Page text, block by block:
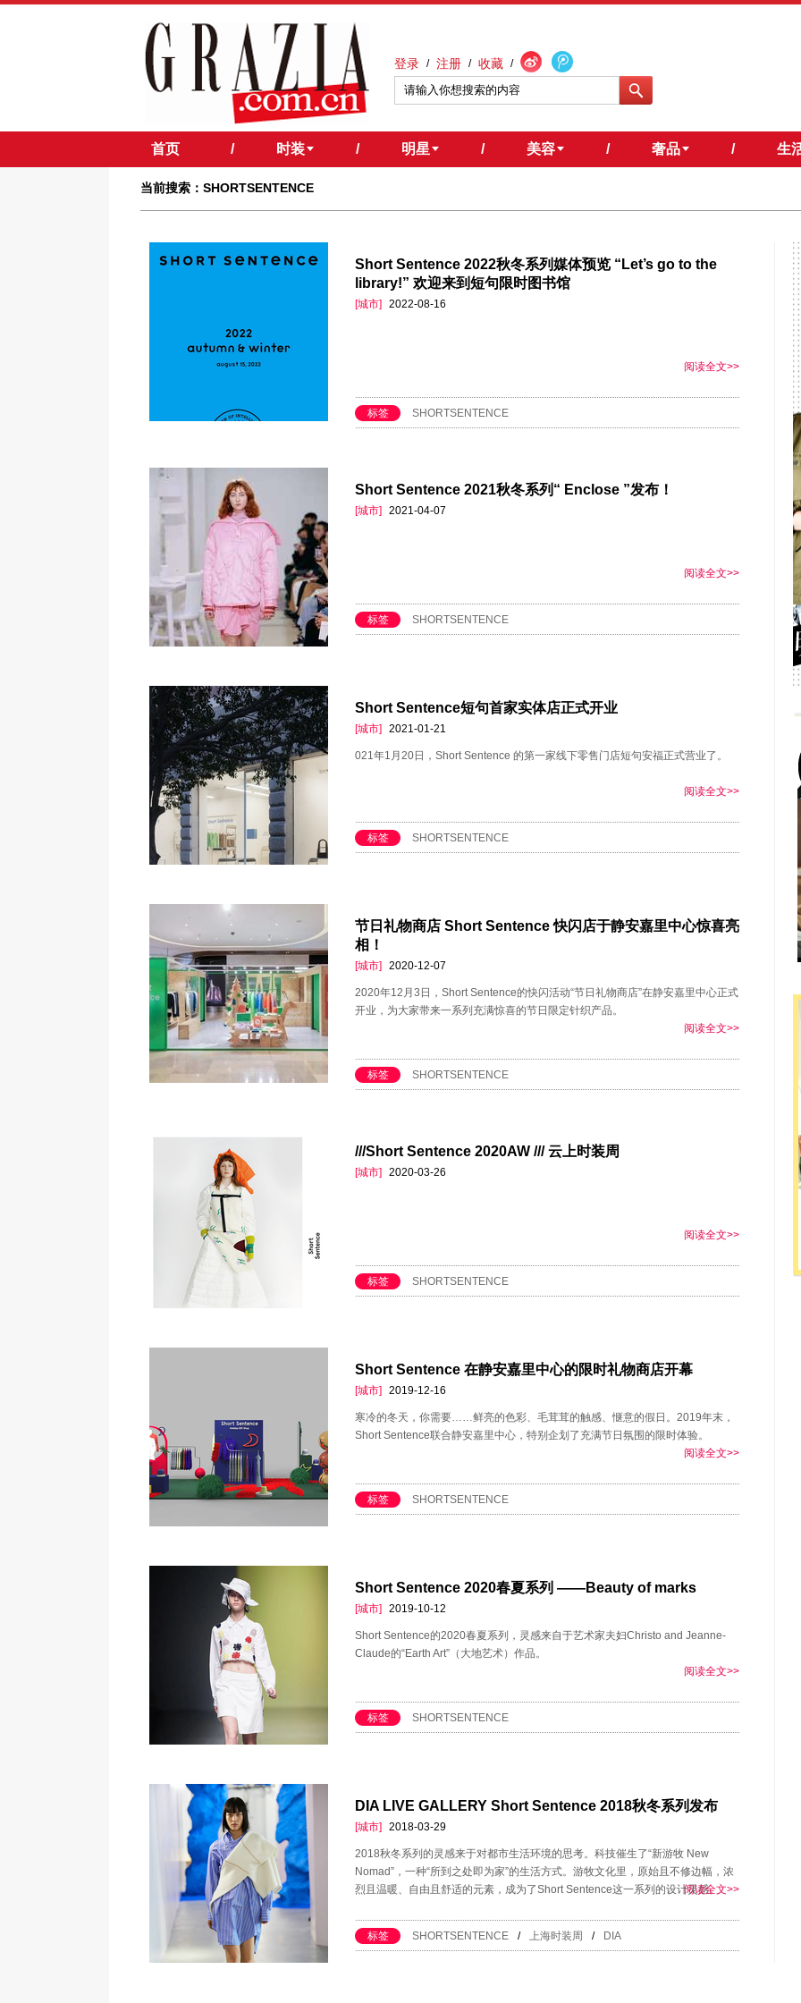
登录 / 注册 / 收藏 /
首页 / 时装 / 明星 / 美容 / 奢品 / 生
当前搜索：SHORTSENTENCE
Short Sentence 2022秋冬系列媒体预览 “Let’s go to the
library!” 欢迎来到短句限时图书馆
[城市] 2022-08-16
阅读全文>>
标签 SHORTSENTENCE
Short Sentence 2021秋冬系列“ Enclose ”发布！
[城市] 2021-04-07
阅读全文>>
标签 SHORTSENTENCE
Short Sentence短句首家实体店正式开业
[城市] 2021-01-21
021年1月20日，Short Sentence 的第一家线下零售门店短句安福正式营业了。
阅读全文>>
标签 SHORTSENTENCE
节日礼物商店 Short Sentence 快闪店于静安嘉里中心惊喜亮
相！
[城市] 2020-12-07
2020年12月3日，Short Sentence的快闪活动“节日礼物商店”在静安嘉里中心正式
开业，为大家带来一系列充满惊喜的节日限定针织产品。
阅读全文>>
标签 SHORTSENTENCE
///Short Sentence 2020AW /// 云上时装周
[城市] 2020-03-26
阅读全文>>
标签 SHORTSENTENCE
Short Sentence 在静安嘉里中心的限时礼物商店开幕
[城市] 2019-12-16
寒冷的冬天，你需要……鲜亮的色彩、毛茸茸的触感、惬意的假日。2019年末，
Short Sentence联合静安嘉里中心，特别企划了充满节日氛围的限时体验。
阅读全文>>
标签 SHORTSENTENCE
Short Sentence 2020春夏系列 ——Beauty of marks
[城市] 2019-10-12
Short Sentence的2020春夏系列，灵感来自于艺术家夫妇Christo and Jeanne-
Claude的“Earth Art”（大地艺术）作品。
阅读全文>>
标签 SHORTSENTENCE
DIA LIVE GALLERY Short Sentence 2018秋冬系列发布
[城市] 2018-03-29
2018秋冬系列的灵感来于对都市生活环境的思考。科技催生了“新游牧 New
Nomad”，一种“所到之处即为家”的生活方式。游牧文化里，原始且不修边幅，浓
烈且温暖、自由且舒适的元素，成为了Short Sentence这一系列的设计灵感。
阅读全文>>
标签 SHORTSENTENCE / 上海时装周 / DIA